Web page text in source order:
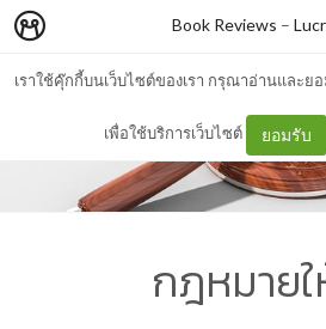
เราใช้คุ๊กกี้บนเว็บไซต์ของเรา กรุณาอ่านและย
เพื่อใช้บริการเว็บไซต์ ยอมรับ
Book Reviews –
กฎหมาย